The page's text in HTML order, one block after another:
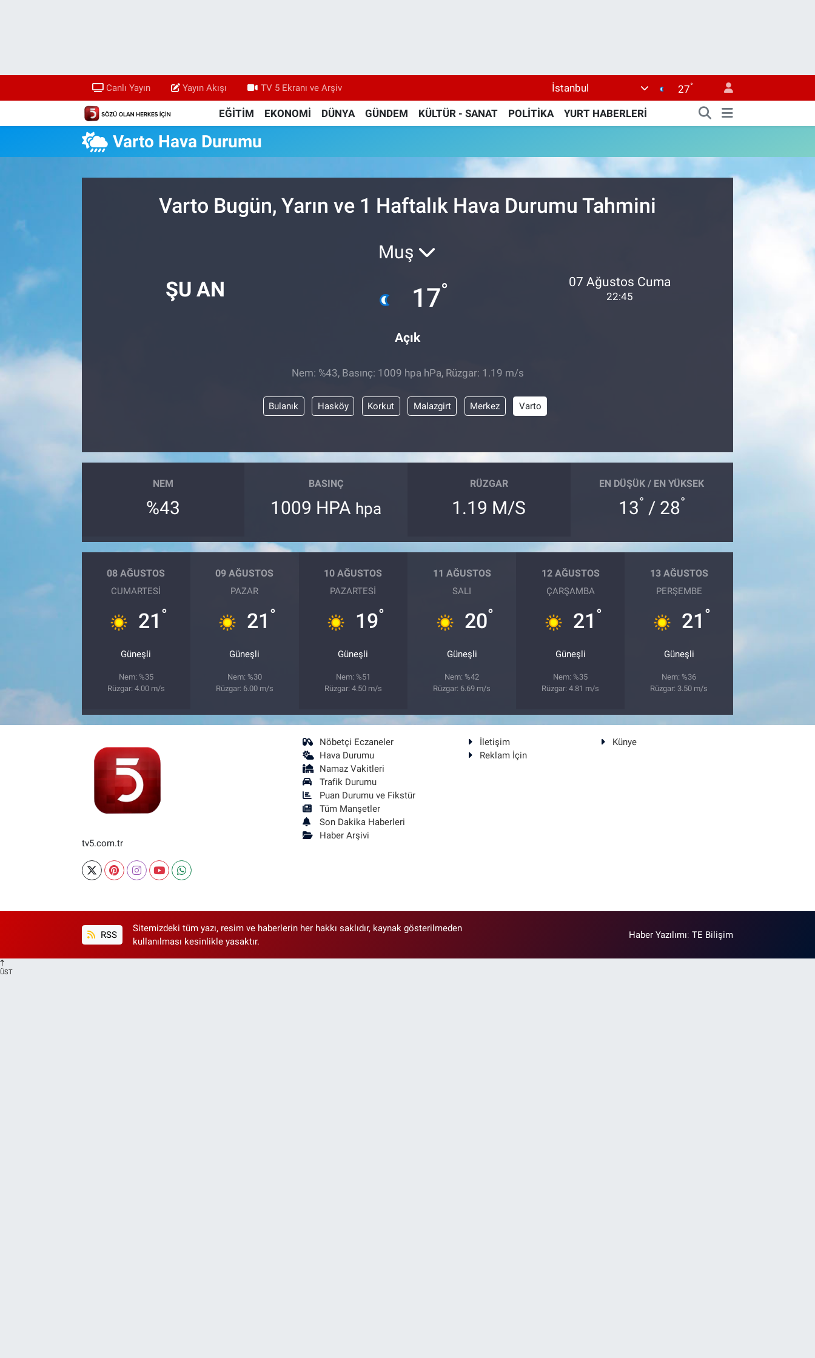
Canlı Yayın Yayın Akışı TV 5 Ekranı ve Arşiv İstanbul 27°
EĞİTİM EKONOMİ DÜNYA GÜNDEM KÜLTÜR - SANAT POLİTİKA YURT HABERLERİ
Varto Hava Durumu
Varto Bugün, Yarın ve 1 Haftalık Hava Durumu Tahmini
ŞU AN
Muş
17°
Açık
07 Ağustos Cuma
22:45
Nem: %43, Basınç: 1009 hpa hPa, Rüzgar: 1.19 m/s
Bulanık Hasköy Korkut Malazgirt Merkez Varto
NEM
%43
BASINÇ
1009 HPA hpa
RÜZGAR
1.19 M/S
EN DÜŞÜK / EN YÜKSEK
13° / 28°
08 AĞUSTOS
CUMARTESI
21 °
Güneşli
Nem: %35
Rüzgar: 4.00 m/s
09 AĞUSTOS
PAZAR
21 °
Güneşli
Nem: %30
Rüzgar: 6.00 m/s
10 AĞUSTOS
PAZARTESI
19°
Güneşli
Nem: %51
Rüzgar: 4.50 m/s
11 AĞUSTOS
SALI
20°
Güneşli
Nem: %42
Rüzgar: 6.69 m/s
12 AĞUSTOS
ÇARŞAMBA
21 °
Güneşli
Nem: %35
Rüzgar: 4.81 m/s
13 AĞUSTOS
PERŞEMBE
21 °
Güneşli
Nem: %36
Rüzgar: 3.50 m/s
tv5.com.tr
Nöbetçi Eczaneler
Hava Durumu
Namaz Vakitleri
Trafik Durumu
Puan Durumu ve Fikstür
Tüm Manşetler
Son Dakika Haberleri
Haber Arşivi
İletişim
Künye
Reklam İçin
RSS
Sitemizdeki tüm yazı, resim ve haberlerin her hakkı saklıdır, kaynak gösterilmeden
kullanılması kesinlikle yasaktır.
Haber Yazılımı:TE Bilişim
ÜST
Yayın Akışı
TV 5 Ekranı ve Arşiv